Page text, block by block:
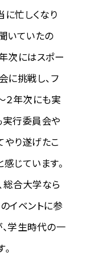
忙しくなり
いていたの
次にはスポー
に挑戦し、フ
２年次にも実
実行委員会や
やり遂げたこ
じています。
総合大学なら
イベントに参
学生時代の一